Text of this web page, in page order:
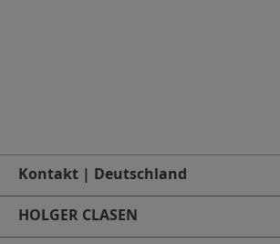
Kontakt | Deutschland
HOLGER CLASEN